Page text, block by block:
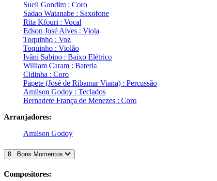
Sueli Gondim : Coro
Sadao Watanabe : Saxofone
Rita Kfouri : Vocal
Edson José Alves : Viola
Toquinho : Voz
Toquinho : Violão
Ivâni Sabino : Baixo Elétrico
William Caram : Bateria
Cidinha : Coro
Papete (José de Ribamar Viana) : Percussão
Amilson Godoy : Teclados
Bernadete França de Menezes : Coro
Arranjadores:
Amilson Godoy
8 . Bons Momentos
Compositores: